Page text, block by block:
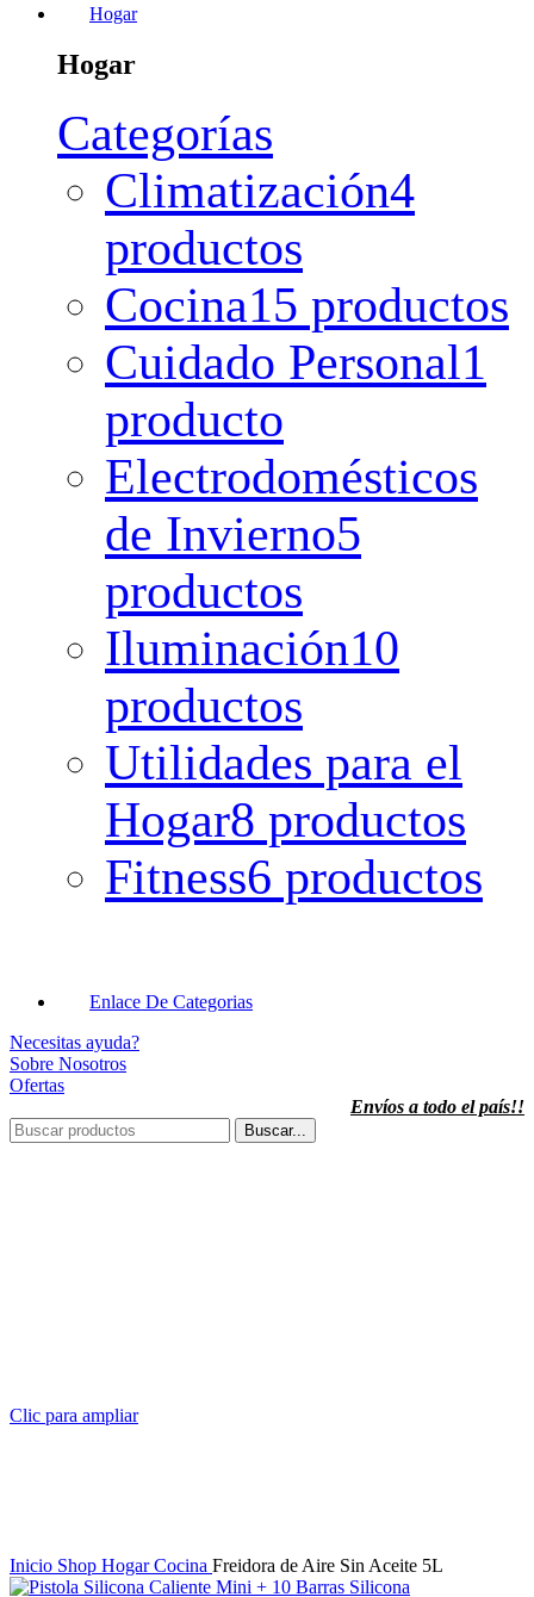
Hogar
Hogar
Categorías
Climatización4
productos
Cocina15 productos
Cuidado Personal1
producto
Electrodomésticos
de Invierno5
productos
Iluminación10
productos
Utilidades para el
Hogar8 productos
Fitness6 productos
Enlace De Categorias
Necesitas ayuda?
Sobre Nosotros
Ofertas
Envíos a todo el país!!
Buscar...
Clic para ampliar
Inicio Shop HogarCocina Freidora de Aire Sin Aceite 5L